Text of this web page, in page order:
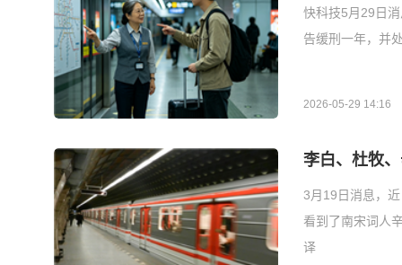
快科技5月29日
告缓刑一年，并
2026-05-29 14:16
李白、杜牧
3月19日消息，
看到了南宋词人
译